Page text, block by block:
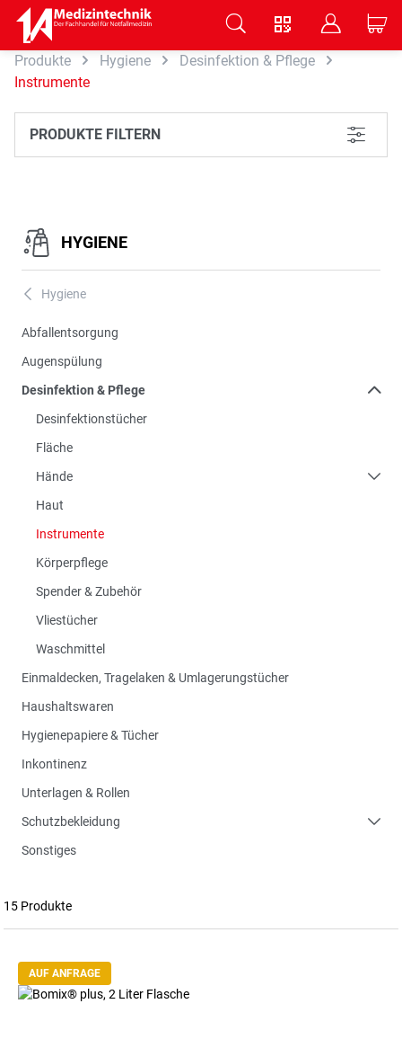
Zum Hauptinhalt springen
V B C
Produkte Hygiene
Desinfektion & Pflege
Instrumente
PRODUKTE FILTERN L
HYGIENE
A Hygiene
Abfallentsorgung
Augenspülung
Desinfektion & Pflege
Desinfektionstücher
Fläche
Hände
Haut
Instrumente
Körperpflege
Spender & Zubehör
Vliestücher
Waschmittel
Einmaldecken, Tragelaken & Umlagerungstücher
Haushaltswaren
Hygienepapiere & Tücher
Inkontinenz
Unterlagen & Rollen
Schutzbekleidung
Sonstiges
15 Produkte
AUF ANFRAGE